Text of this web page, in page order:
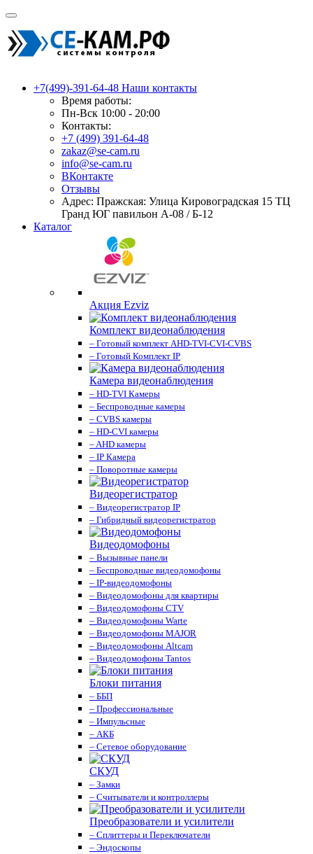
+7(499)-391-64-48 Наши контакты
Время работы:
Пн-Вск 10:00 - 20:00
Контакты:
+7 (499) 391-64-48
zakaz@se-cam.ru
info@se-cam.ru
ВКонтакте
Отзывы
Адрес: Пражская: Улица Кировоградская 15 ТЦ
Гранд ЮГ павильон А-08 / Б-12
Каталог
Акция Ezviz
Комплект видеонаблюдения
– Готовый комплект AHD-TVI-CVI-CVBS
– Готовый Комплект IP
Камера видеонаблюдения
– HD-TVI Камеры
– Беспроводные камеры
– CVBS камеры
– HD-CVI камеры
– AHD камеры
– IP Камера
– Поворотные камеры
Видеорегистратор
– Видеорегистратор IP
– Гибридный видеорегистратор
Видеодомофоны
– Вызывные панели
– Беспроводные видеодомофоны
– IP-видеодомофоны
– Видеодомофоны для квартиры
– Видеодомофоны CTV
– Видеодомофоны Warte
– Видеодомофоны MAJOR
– Видеодомофоны Altcam
– Видеодомофоны Tantos
Блоки питания
– ББП
– Профессиональные
– Импульсные
– АКБ
– Сетевое оборудование
СКУД
– Замки
– Считыватели и контроллеры
Преобразователи и усилители
– Сплиттеры и Переключатели
– Эндоскопы